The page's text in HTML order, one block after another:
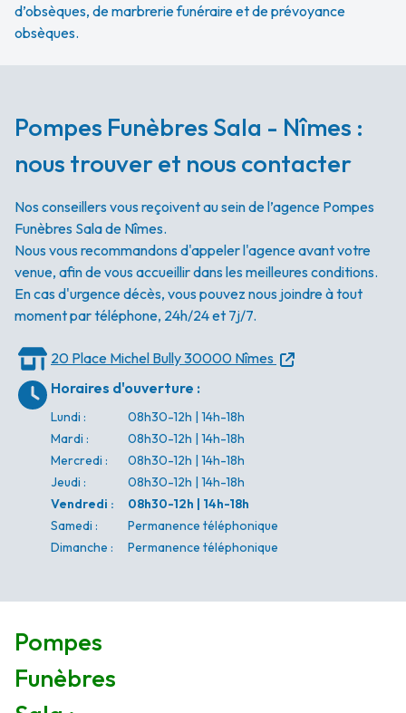
d’obsèques, de marbrerie funéraire et de prévoyance
obsèques.
Pompes Funèbres Sala - Nîmes :
nous trouver et nous contacter
Nos conseillers vous reçoivent au sein de l’agence Pompes
Funèbres Sala de Nîmes.
Nous vous recommandons d'appeler l'agence avant votre
venue, afin de vous accueillir dans les meilleures conditions.
En cas d'urgence décès, vous pouvez nous joindre à tout
moment par téléphone, 24h/24 et 7j/7.
20 Place Michel Bully30000 Nîmes
Horaires d'ouverture :
Lundi :
08h30-12h | 14h-18h
Mardi :
08h30-12h | 14h-18h
Mercredi :
08h30-12h | 14h-18h
Jeudi :
08h30-12h | 14h-18h
Vendredi :
08h30-12h | 14h-18h
Samedi :
Permanence téléphonique
Dimanche : Permanence téléphonique
Pompes
Funèbres